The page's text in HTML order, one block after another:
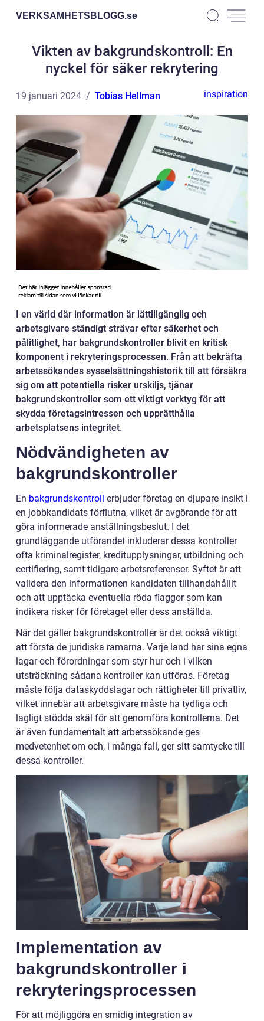
VERKSAMHETSBLOGG.se
Vikten av bakgrundskontroll: En
nyckel för säker rekrytering
19 januari 2024 Tobias Hellman inspiration
I en värld där information är lättillgänglig och
arbetsgivare ständigt strävar efter säkerhet och
pålitlighet, har bakgrundskontroller blivit en kritisk
komponent i rekryteringsprocessen. Från att bekräfta
arbetssökandes sysselsättningshistorik till att försäkra
sig om att potentiella risker urskiljs, tjänar
bakgrundskontroller som ett viktigt verktyg för att
skydda företagsintressen och upprätthålla
arbetsplatsens integritet.
Nödvändigheten av
bakgrundskontroller
En bakgrundskontroll
erbjuder företag en djupare insikt i
en jobbkandidats förflutna, vilket är avgörande för att
göra informerade anställningsbeslut. I det
grundläggande utförandet inkluderar dessa kontroller
ofta kriminalregister, kreditupplysningar, utbildning och
certifiering, samt tidigare arbetsreferenser. Syftet är att
validera den informationen kandidaten tillhandahållit
och att upptäcka eventuella röda flaggor som kan
indikera risker för företaget eller dess anställda.
När det gäller bakgrundskontroller är det också viktigt
att förstå de juridiska ramarna. Varje land har sina egna
lagar och förordningar som styr hur och i vilken
utsträckning sådana kontroller kan utföras. Företag
måste följa dataskyddslagar och rättigheter till privatliv,
vilket innebär att arbetsgivare måste ha tydliga och
lagligt stödda skäl för att genomföra kontrollerna. Det
är även fundamentalt att arbetssökande ges
medvetenhet om och, i många fall, ger sitt samtycke till
dessa kontroller.
Implementation av
bakgrundskontroller i
rekryteringsprocessen
För att möjliggöra en smidig integration av